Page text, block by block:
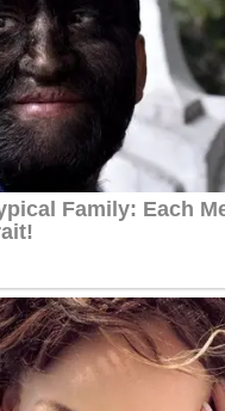
dikabulkan,
dan poin Barcelona
persaingan gelar
masih ada
60 poin.
Osasuna awalnya
tetapi ditunda usai
Minarro Garcia
menjadi tanggal